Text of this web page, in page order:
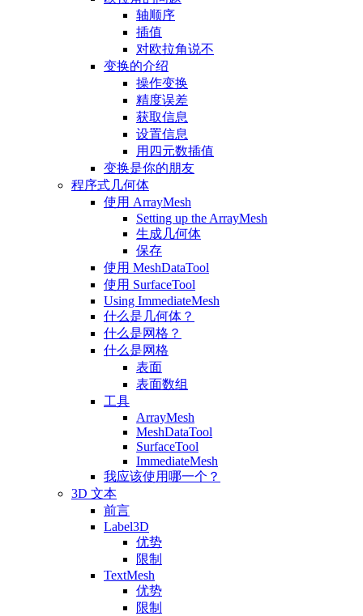
轴顺序
插值
对欧拉角说不
变换的介绍
操作变换
精度误差
获取信息
设置信息
用四元数插值
变换是你的朋友
程序式几何体
使用 ArrayMesh
Setting up the ArrayMesh
生成几何体
保存
使用 MeshDataTool
使用 SurfaceTool
Using ImmediateMesh
什么是几何体？
什么是网格？
什么是网格
表面
表面数组
工具
ArrayMesh
MeshDataTool
SurfaceTool
ImmediateMesh
我应该使用哪一个？
3D 文本
前言
Label3D
优势
限制
TextMesh
优势
限制